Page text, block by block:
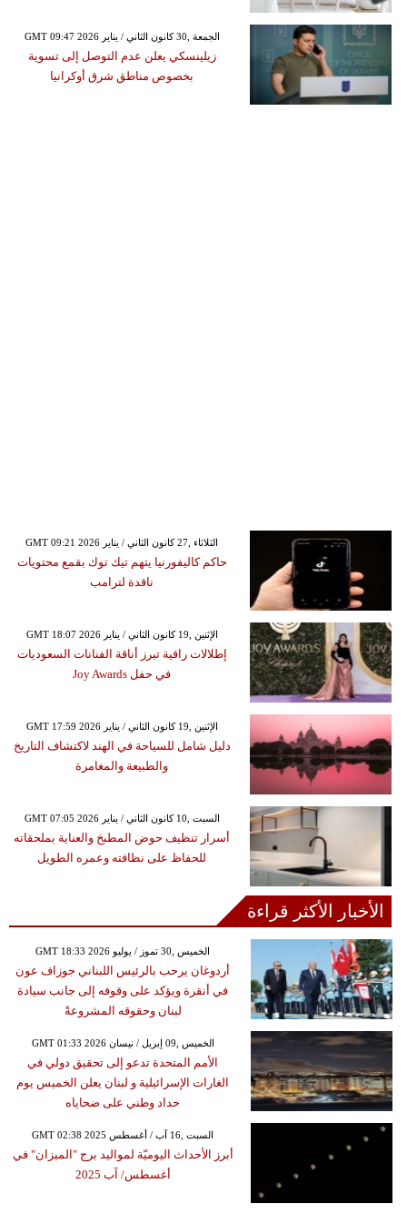
GMT 09:47 2026 الجمعة ,30 كانون الثاني / يناير
زيلينسكي يعلن عدم التوصل إلى تسوية
بخصوص مناطق شرق أوكرانيا
GMT 09:21 2026 الثلاثاء ,27 كانون الثاني / يناير
حاكم كاليفورنيا يتهم تيك توك بقمع محتويات
ناقدة لترامب
GMT 18:07 2026 الإثنين ,19 كانون الثاني / يناير
إطلالات راقية تبرز أناقة الفنانات السعوديات
في حفل Joy Awards
GMT 17:59 2026 الإثنين ,19 كانون الثاني / يناير
دليل شامل للسياحة في الهند لاكتشاف التاريخ
والطبيعة والمغامرة
GMT 07:05 2026 السبت ,10 كانون الثاني / يناير
أسرار تنظيف حوض المطبخ والعناية بملحقاته
للحفاظ على نظافته وعمره الطويل
الأخبار الأكثر قراءة
GMT 18:33 2026 الخميس ,30 تموز / يوليو
أردوغان يرحب بالرئيس اللبناني جوزاف عون
في أنقرة ويؤكد على وقوفه إلى جانب سيادة
لبنان وحقوقه المشروعةً
GMT 01:33 2026 الخميس ,09 إبريل / نيسان
الأمم المتحدة تدعو إلى تحقيق دولي في
الغارات الإسرائيلية و لبنان يعلن الخميس يوم
حداد وطني على ضحاياه
GMT 02:38 2025 السبت ,16 آب / أغسطس
أبرز الأحداث اليوميّة لمواليد برج "الميزان" في
أغسطس/ آب 2025